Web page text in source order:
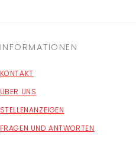
INFORMATIONEN
KONTAKT
ÜBER UNS
STELLENANZEIGEN
FRAGEN UND ANTWORTEN